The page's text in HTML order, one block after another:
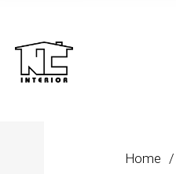
Home /